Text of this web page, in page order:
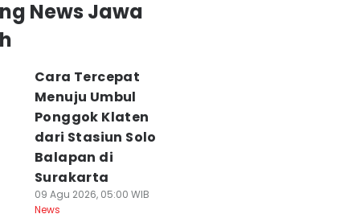
News Jawa
Cara Tercepat
Menuju Umbul
Ponggok Klaten
dari Stasiun Solo
Balapan di
Surakarta
09 Agu 2026, 05:00 WIB
News